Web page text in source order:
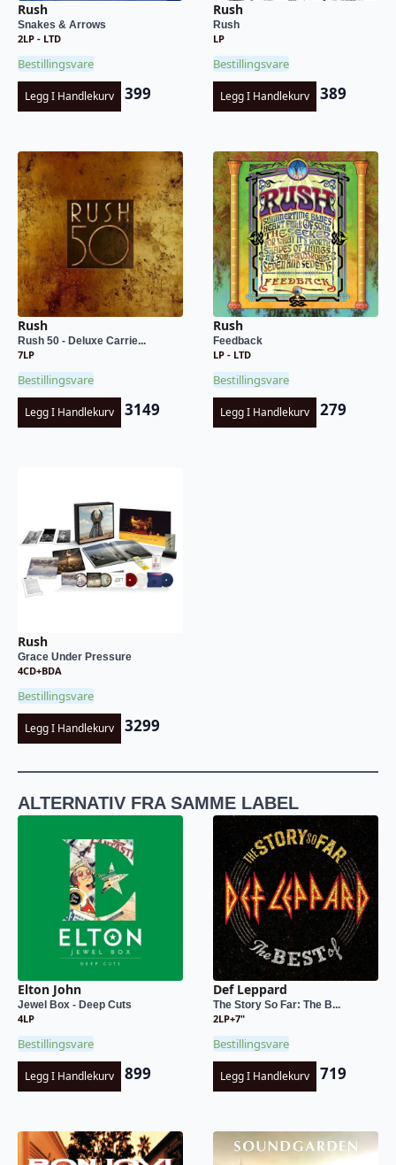
Rush
Snakes & Arrows
2LP - LTD
Bestillingsvare
Legg I Handlekurv 399
Rush
Rush
LP
Bestillingsvare
Legg I Handlekurv 389
Rush
Rush 50 - Deluxe Carrie...
7LP
Bestillingsvare
Legg I Handlekurv 3149
Rush
Feedback
LP - LTD
Bestillingsvare
Legg I Handlekurv 279
Rush
Grace Under Pressure
4CD+BDA
Bestillingsvare
Legg I Handlekurv 3299
ALTERNATIV FRA SAMME LABEL
Elton John
Jewel Box - Deep Cuts
4LP
Bestillingsvare
Legg I Handlekurv 899
Def Leppard
The Story So Far: The B...
2LP+7"
Bestillingsvare
Legg I Handlekurv 719